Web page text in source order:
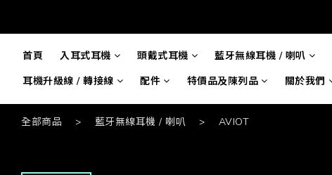
首頁 入耳式耳機 頭戴式耳機 藍牙無線耳機 / 喇叭
耳機升級線 / 轉接線
配件 特價品及陳列品 關於我們
全部商品 > 藍牙無線耳機 / 喇叭 > AVIOT